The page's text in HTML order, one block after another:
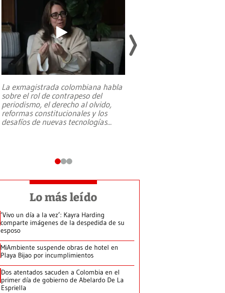
La exmagistrada colombiana habla
sobre el rol de contrapeso del
periodismo, el derecho al olvido,
reformas constitucionales y los
desafíos de nuevas tecnologías...
Lo más leído
‘Vivo un día a la vez’: Kayra Harding
comparte imágenes de la despedida de su
esposo
MiAmbiente suspende obras de hotel en
Playa Bijao por incumplimientos
Dos atentados sacuden a Colombia en el
primer día de gobierno de Abelardo De La
Espriella